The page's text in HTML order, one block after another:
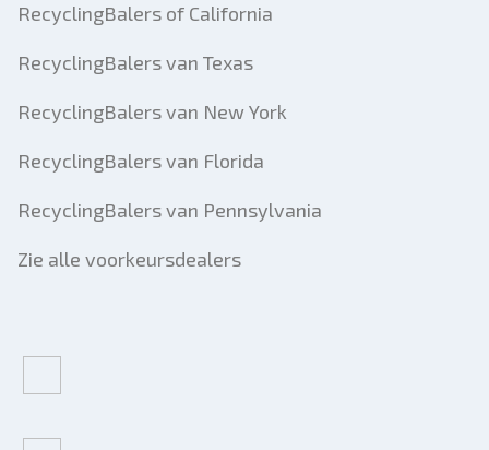
RecyclingBalers of California
RecyclingBalers van Texas
RecyclingBalers van New York
RecyclingBalers van Florida
RecyclingBalers van Pennsylvania
Zie alle voorkeursdealers